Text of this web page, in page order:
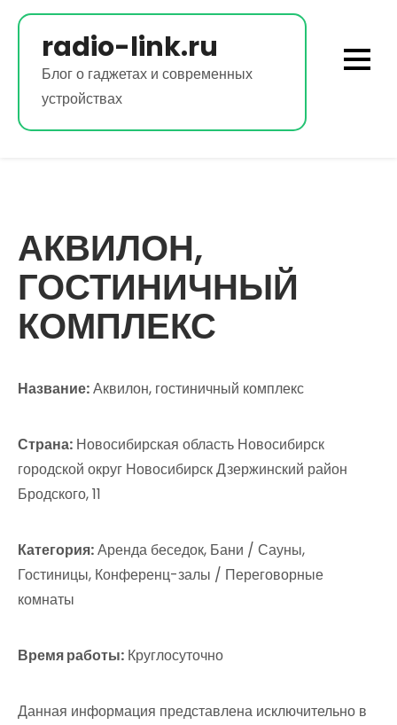
Перейти
содержимомуradio-link.ru
Блог о гаджетах и современных
устройствах
АКВИЛОН,
ГОСТИНИЧНЫЙ
КОМПЛЕКС
Название:Аквилон, гостиничный комплекс
Страна: Новосибирская область Новосибирск
городской округ Новосибирск Дзержинский район
Бродского, 11
Категория:Аренда беседок, Бани / Сауны,
Гостиницы, Конференц-залы / Переговорные
комнаты
Время работы: Круглосуточно
Данная информация представлена исключительно в